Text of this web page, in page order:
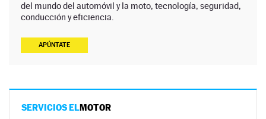
del mundo del automóvil y la moto, tecnología, seguridad,
conducción y eficiencia.
APÚNTATE
SERVICIOS ELMOTOR